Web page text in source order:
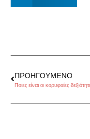
ΠΡΟΗΓΟΎΜΕΝΟ